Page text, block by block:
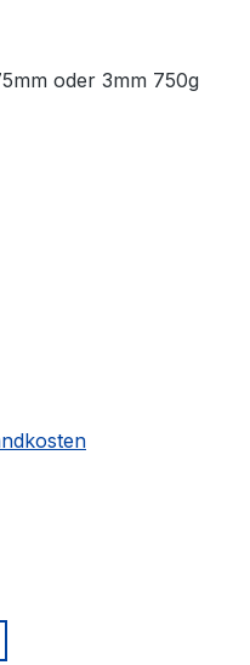
5 von 5 Sternen